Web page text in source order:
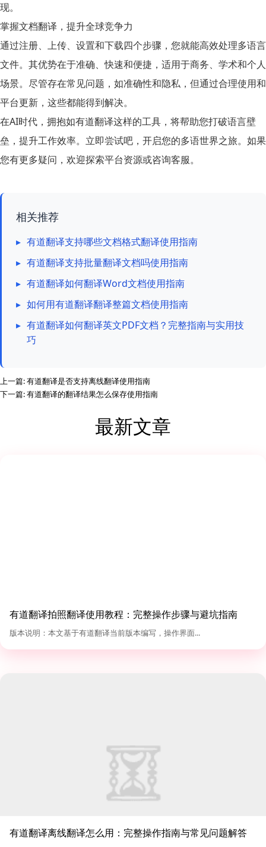
现。
掌握文档翻译，提升全球竞争力
通过注册、上传、设置和下载四个步骤，您就能高效处理多语言
文件。其优势在于准确、快速和便捷，适用于商务、学术和个人
场景。尽管存在常见问题，如准确性和隐私，但通过合理使用和
平台更新，这些都能得到解决。
在AI时代，拥抱如有道翻译这样的工具，将帮助您打破语言壁
垒，提升工作效率。立即尝试吧，开启您的多语世界之旅。如果
您有更多疑问，欢迎探索平台资源或咨询客服。
相关推荐
▸ 有道翻译支持哪些文档格式翻译使用指南
▸ 有道翻译支持批量翻译文档吗使用指南
▸ 有道翻译如何翻译Word文档使用指南
▸ 如何用有道翻译翻译整篇文档使用指南
▸ 有道翻译如何翻译英文PDF文档？完整指南与实用技
巧
上一篇:有道翻译是否支持离线翻译使用指南
下一篇:有道翻译的翻译结果怎么保存使用指南
最新文章
有道翻译拍照翻译使用教程：完整操作步骤与避坑指南
（2026版）
版本说明：本文基于有道翻译当前版本编写，操作界面...
有道翻译离线翻译怎么用：完整操作指南与常见问题解答